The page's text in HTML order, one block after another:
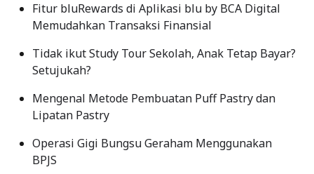
Fitur bluRewards di Aplikasi blu by BCA Digital
Memudahkan Transaksi Finansial
Tidak ikut Study Tour Sekolah, Anak Tetap Bayar?
Setujukah?
Mengenal Metode Pembuatan Puff Pastry dan
Lipatan Pastry
Operasi Gigi Bungsu Geraham Menggunakan
BPJS